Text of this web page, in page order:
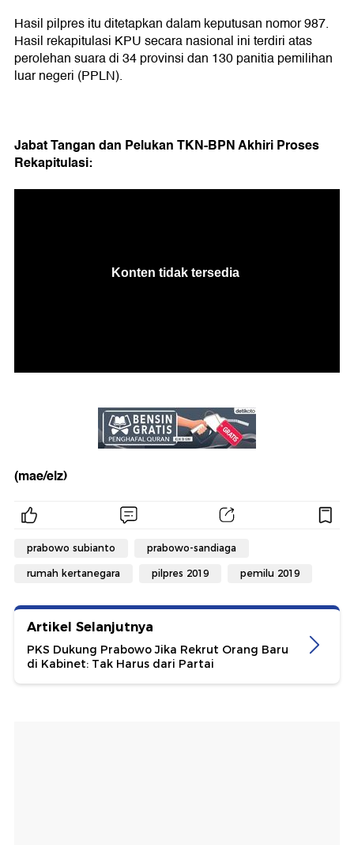
Hasil pilpres itu ditetapkan dalam keputusan nomor 987.
Hasil rekapitulasi KPU secara nasional ini terdiri atas
perolehan suara di 34 provinsi dan 130 panitia pemilihan
luar negeri (PPLN).
Jabat Tangan dan Pelukan TKN-BPN Akhiri Proses
Rekapitulasi:
(mae/elz)
prabowo subianto prabowo-sandiaga
rumah kertanegara pilpres 2019 pemilu 2019
Artikel Selanjutnya
PKS Dukung Prabowo Jika Rekrut Orang Baru
di Kabinet: Tak Harus dari Partai